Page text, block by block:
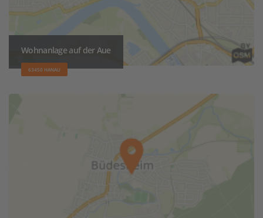
Wohnanlage auf der Aue
63450 HANAU